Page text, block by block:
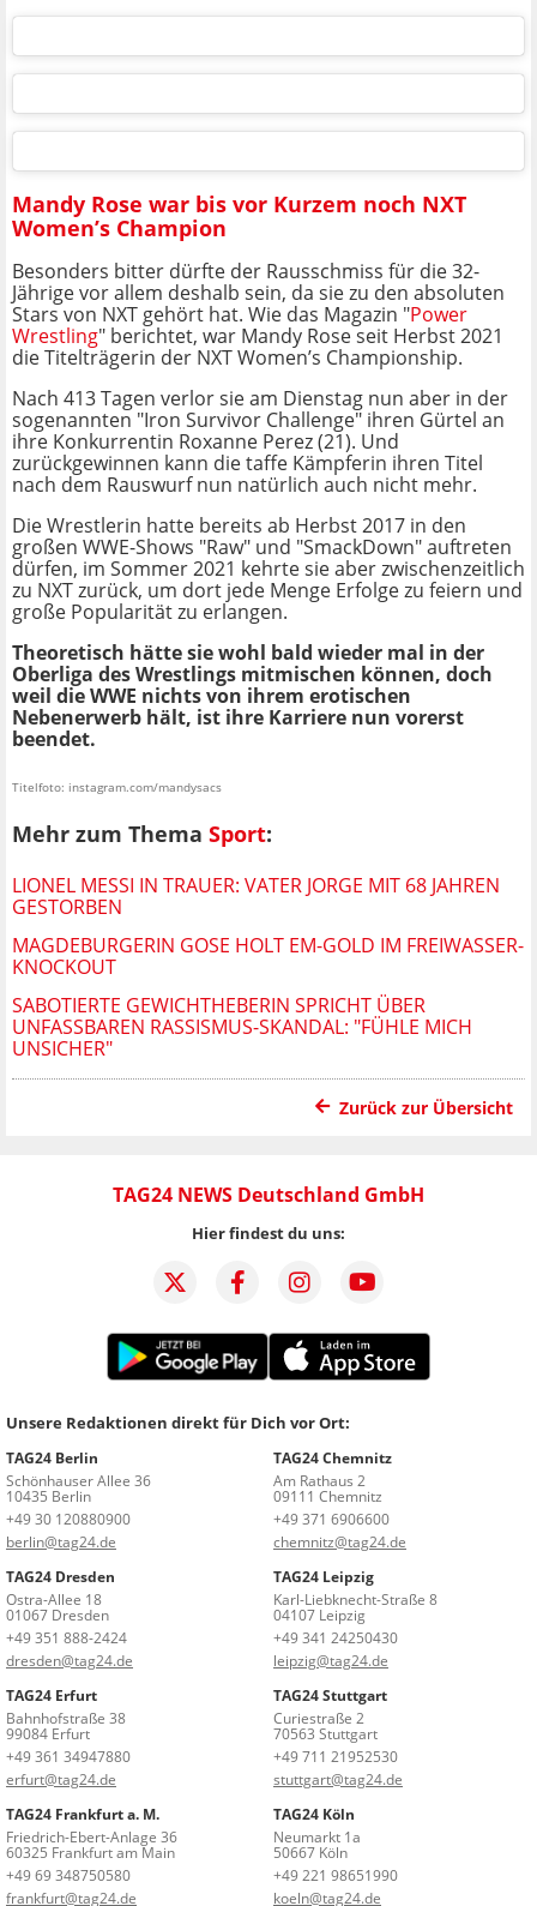
Mandy Rose war bis vor Kurzem noch NXT
Women’s Champion
Besonders bitter dürfte der Rausschmiss für die 32-
Jährige vor allem deshalb sein, da sie zu den absoluten
Stars von NXT gehört hat. Wie das Magazin "Power
Wrestling" berichtet, war Mandy Rose seit Herbst 2021
die Titelträgerin der NXT Women’s Championship.
Nach 413 Tagen verlor sie am Dienstag nun aber in der
sogenannten "Iron Survivor Challenge" ihren Gürtel an
ihre Konkurrentin Roxanne Perez (21). Und
zurückgewinnen kann die taffe Kämpferin ihren Titel
nach dem Rauswurf nun natürlich auch nicht mehr.
Die Wrestlerin hatte bereits ab Herbst 2017 in den
großen WWE-Shows "Raw" und "SmackDown" auftreten
dürfen, im Sommer 2021 kehrte sie aber zwischenzeitlich
zu NXT zurück, um dort jede Menge Erfolge zu feiern und
große Popularität zu erlangen.
Theoretisch hätte sie wohl bald wieder mal in der
Oberliga des Wrestlings mitmischen können, doch
weil die WWE nichts von ihrem erotischen
Nebenerwerb hält, ist ihre Karriere nun vorerst
beendet.
Titelfoto: instagram.com/mandysacs
Mehr zum Thema Sport:
LIONEL MESSI IN TRAUER: VATER JORGE MIT 68 JAHREN
GESTORBEN
MAGDEBURGERIN GOSE HOLT EM-GOLD IM FREIWASSER-
KNOCKOUT
SABOTIERTE GEWICHTHEBERIN SPRICHT ÜBER
UNFASSBAREN RASSISMUS-SKANDAL: "FÜHLE MICH
UNSICHER"
Zurück zur Übersicht
TAG24 NEWS Deutschland GmbH
Hier findest du uns:
Unsere Redaktionen direkt für Dich vor Ort:
TAG24 Berlin
Schönhauser Allee 36
10435 Berlin
+49 30 120880900
berlin@tag24.de
TAG24 Chemnitz
Am Rathaus 2
09111 Chemnitz
+49 371 6906600
chemnitz@tag24.de
TAG24 Dresden
Ostra-Allee 18
01067 Dresden
+49 351 888-2424
dresden@tag24.de
TAG24 Leipzig
Karl-Liebknecht-Straße 8
04107 Leipzig
+49 341 24250430
leipzig@tag24.de
TAG24 Erfurt
Bahnhofstraße 38
99084 Erfurt
+49 361 34947880
erfurt@tag24.de
TAG24 Stuttgart
Curiestraße 2
70563 Stuttgart
+49 711 21952530
stuttgart@tag24.de
TAG24 Frankfurt a. M.
Friedrich-Ebert-Anlage 36
60325 Frankfurt am Main
+49 69 348750580
frankfurt@tag24.de
TAG24 Köln
Neumarkt 1a
50667 Köln
+49 221 98651990
koeln@tag24.de